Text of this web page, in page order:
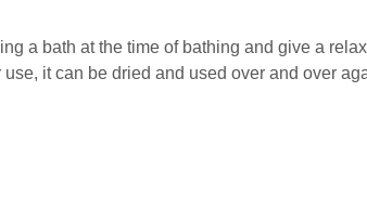
a bath at the time of bathing and give a
it can be dried and used over and over